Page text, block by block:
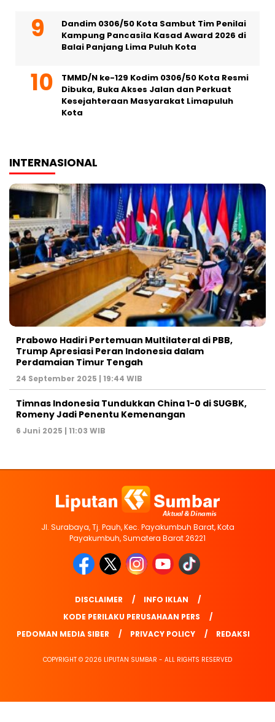
Dandim 0306/50 Kota Sambut Tim Penilai
Kampung Pancasila Kasad Award 2026 di
Balai Panjang Lima Puluh Kota
TMMD/N ke-129 Kodim 0306/50 Kota Resmi
Dibuka, Buka Akses Jalan dan Perkuat
Kesejahteraan Masyarakat Limapuluh
Kota
INTERNASIONAL
Prabowo Hadiri Pertemuan Multilateral di PBB,
Trump Apresiasi Peran Indonesia dalam
Perdamaian Timur Tengah
24 September 2025 | 19:44 WIB
Timnas Indonesia Tundukkan China 1-0 di SUGBK,
Romeny Jadi Penentu Kemenangan
6 Juni 2025 | 11:03 WIB
Jl. Surabaya, Tj. Pauh, Kec. Payakumbuh Barat, Kota
Payakumbuh, Sumatera Barat 26221
DISCLAIMER
INFO IKLAN
KODE PERILAKU PERUSAHAAN PERS
PEDOMAN MEDIA SIBER
PRIVACY POLICY REDAKSI
COPYRIGHT © 2026 LIPUTAN SUMBAR - ALL RIGHTS RESERVED